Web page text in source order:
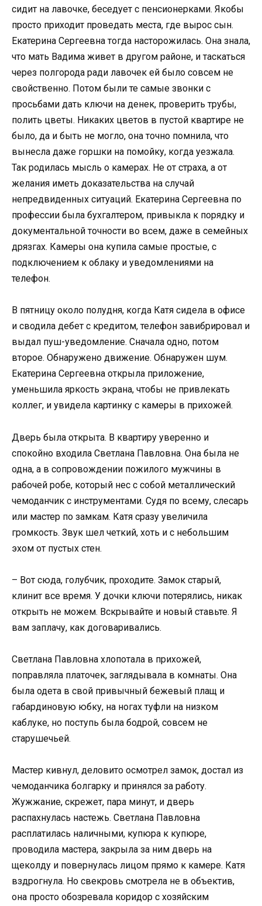
сидит на лавочке, беседует с пенсионерками. Якобы
просто приходит проведать места, где вырос сын.
Екатерина Сергеевна тогда насторожилась. Она знала,
что мать Вадима живет в другом районе, и таскаться
через полгорода ради лавочек ей было совсем не
свойственно. Потом были те самые звонки с
просьбами дать ключи на денек, проверить трубы,
полить цветы. Никаких цветов в пустой квартире не
было, да и быть не могло, она точно помнила, что
вынесла даже горшки на помойку, когда уезжала.
Так родилась мысль о камерах. Не от страха, а от
желания иметь доказательства на случай
непредвиденных ситуаций. Екатерина Сергеевна по
профессии была бухгалтером, привыкла к порядку и
документальной точности во всем, даже в семейных
дрязгах. Камеры она купила самые простые, с
подключением к облаку и уведомлениями на
телефон.
В пятницу около полудня, когда Катя сидела в офисе
и сводила дебет с кредитом, телефон завибрировал и
выдал пуш-уведомление. Сначала одно, потом
второе. Обнаружено движение. Обнаружен шум.
Екатерина Сергеевна открыла приложение,
уменьшила яркость экрана, чтобы не привлекать
коллег, и увидела картинку с камеры в прихожей.
Дверь была открыта. В квартиру уверенно и
спокойно входила Светлана Павловна. Она была не
одна, а в сопровождении пожилого мужчины в
рабочей робе, который нес с собой металлический
чемоданчик с инструментами. Судя по всему, слесарь
или мастер по замкам. Катя сразу увеличила
громкость. Звук шел четкий, хоть и с небольшим
эхом от пустых стен.
– Вот сюда, голубчик, проходите. Замок старый,
клинит все время. У дочки ключи потерялись, никак
открыть не можем. Вскрывайте и новый ставьте. Я
вам заплачу, как договаривались.
Светлана Павловна хлопотала в прихожей,
поправляла платочек, заглядывала в комнаты. Она
была одета в свой привычный бежевый плащ и
габардиновую юбку, на ногах туфли на низком
каблуке, но поступь была бодрой, совсем не
старушечьей.
Мастер кивнул, деловито осмотрел замок, достал из
чемоданчика болгарку и принялся за работу.
Жужжание, скрежет, пара минут, и дверь
распахнулась настежь. Светлана Павловна
расплатилась наличными, купюра к купюре,
проводила мастера, закрыла за ним дверь на
щеколду и повернулась лицом прямо к камере. Катя
вздрогнула. Но свекровь смотрела не в объектив,
она просто обозревала коридор с хозяйским